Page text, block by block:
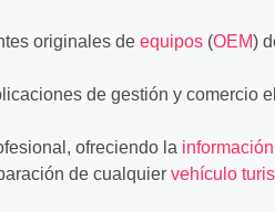
originales de equipos (OEM)
de gestión y comercio
ofreciendo la
de cualquier vehículo